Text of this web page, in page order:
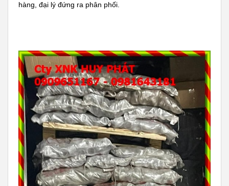
hàng, đại lý đứng ra phân phối.